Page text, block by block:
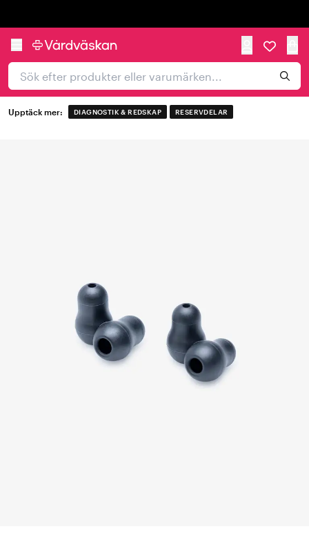
Upptäck mer: DIAGNOSTIK & REDSKAP RESERVDELAR